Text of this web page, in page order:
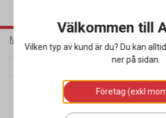
Möbler & Inredning
Välkommen till
Vilken typ av kund är du? Du kan
ner på sidan.
Företag (exkl